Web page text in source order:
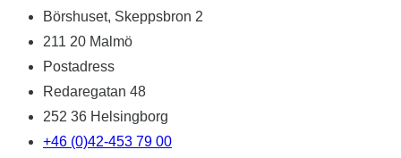
Börshuset, Skeppsbron 2
211 20 Malmö
Postadress
Redaregatan 48
252 36 Helsingborg
+46 (0)42-453 79 00